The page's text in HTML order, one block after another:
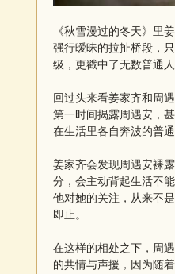
《秋雪漫过的冬天》里
强行暧昧的拉扯桥段，
级，更戳中了无数普通
回过头来看姜家齐和周
第一时间揭露周遇安，
在生活里各自奔波的普
姜家齐会发现周遇安裸
分，会主动背起生活不
他对她的关注，从来不
即止。
在这样的相处之下，周
的共情与声援，因为随